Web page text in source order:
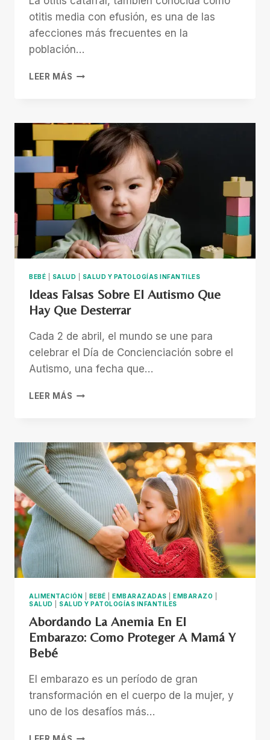
otitis media con efusión, es una de las
afecciones más frecuentes en la
población…
LEER MÁS OTITIS
QUÉ
TRATARLA
BEBÉ SALUD SALUD Y PATOLOGÍAS INFANTILES
Ideas Falsas Sobre El Autismo Que
Hay Que Desterrar
Cada 2 de abril, el mundo se une para
celebrar el Día de Concienciación sobre el
Autismo, una fecha que…
LEER MÁS IDEAS
AUTISMO
QUE
HAY
QUE
DESTERRAR
ALIMENTACIÓN BEBÉ EMBARAZADAS EMBARAZO
SALUD
SALUD Y PATOLOGÍAS INFANTILES
Abordando La Anemia En El
Embarazo: Como Proteger A Mamá Y
Bebé
El embarazo es un período de gran
transformación en el cuerpo de la mujer, y
uno de los desafíos más…
ABORDANDO